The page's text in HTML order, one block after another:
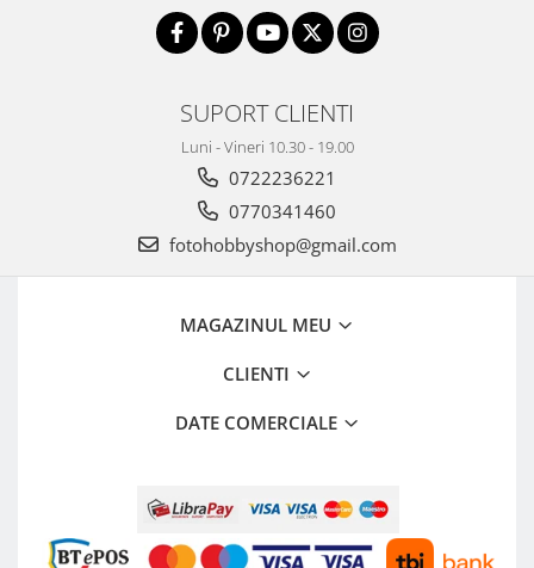
SUPORT CLIENTI
Luni - Vineri 10.30 - 19.00
0722236221
0770341460
fotohobbyshop@gmail.com
MAGAZINUL MEU
CLIENTI
DATE COMERCIALE